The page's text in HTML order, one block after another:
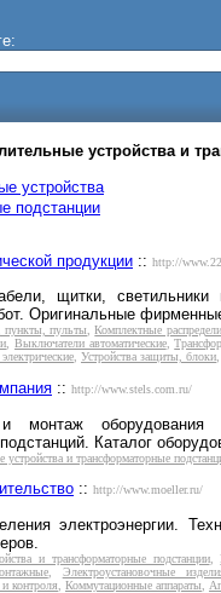
устройства и
устройства
подстанции
продукции :: http://
щитки,
Оригинальные
пульты,Комплектные
, Выключатели автоматические,
, Устройства защиты, блоки
:: http://www.stels.com.ru/
и монтаж
Каталог
устройства и трансформаторные
:: http://www.moeller.ru/
электроэнергии.
и трансформаторные подстанции,
, Электроустановочные
контроля
Коммутационные аппараты